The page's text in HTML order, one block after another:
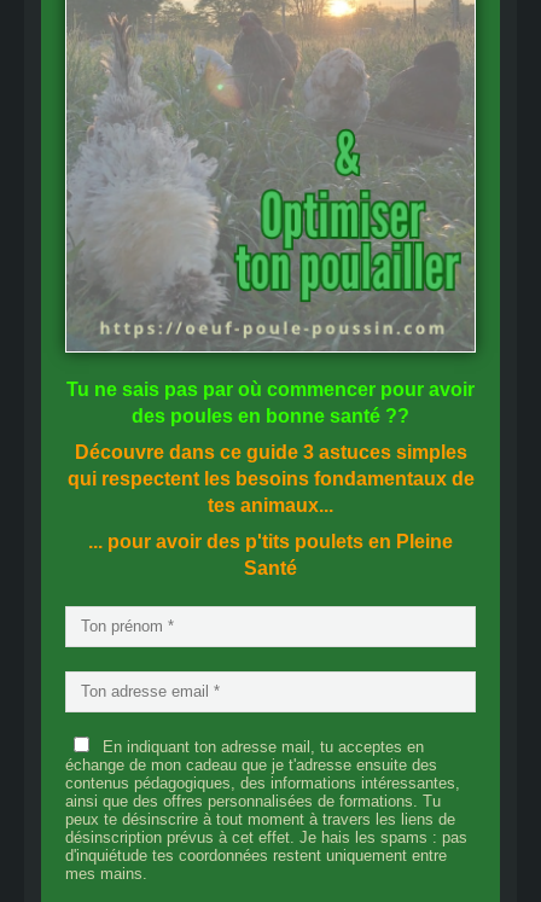
Tu ne sais pas par où commencer pour avoir
des poules en bonne santé ??
Découvre dans ce guide 3 astuces simples
qui respectent les besoins fondamentaux de
tes animaux...
... pour avoir des p'tits poulets en Pleine
Santé
En indiquant ton adresse mail, tu acceptes en
échange de mon cadeau que je t'adresse ensuite des
contenus pédagogiques, des informations intéressantes,
ainsi que des offres personnalisées de formations. Tu
peux te désinscrire à tout moment à travers les liens de
désinscription prévus à cet effet. Je hais les spams : pas
d'inquiétude tes coordonnées restent uniquement entre
mes mains.